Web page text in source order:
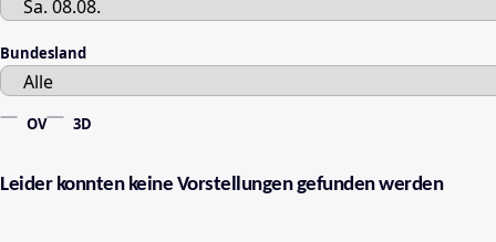
Bundesland
OV 3D
Leider konnten keine Vorstellungen gefunden werden